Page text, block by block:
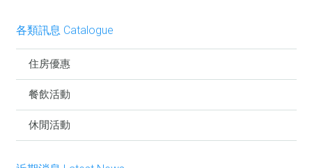
各類訊息 Catalogue
住房優惠
餐飲活動
休閒活動